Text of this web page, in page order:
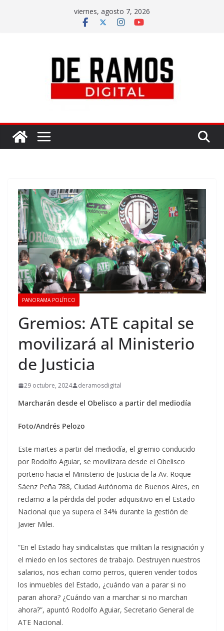
viernes, agosto 7, 2026
PANORAMA POLÍTICO
Gremios: ATE capital se
movilizará al Ministerio
de Justicia
29 octubre, 2024 deramosdigital
Marcharán desde el Obelisco a partir del mediodía
Foto/Andrés Pelozo
Este martes a partir del mediodía, el gremio conducido
por Rodolfo Aguiar, se movilizara desde el Obelisco
porteño hacia el Ministerio de Justicia de la Av. Roque
Sáenz Peña 788, Ciudad Autónoma de Buenos Aires, en
reclamo a la pérdida del poder adquisitivo en el Estado
Nacional que ya supera el 34% durante la gestión de
Javier Milei.
“En el Estado hay sindicalistas que militan la resignación y
el miedo en los sectores de trabajo. Destruyen nuestros
salarios, nos echan como perros, quieren vender todos
los inmuebles del Estado, ¿cuándo van a parar si no
paran ahora? ¿Cuándo van a marchar si no marchan
ahora?”, apuntó Rodolfo Aguiar, Secretario General de
ATE Nacional.